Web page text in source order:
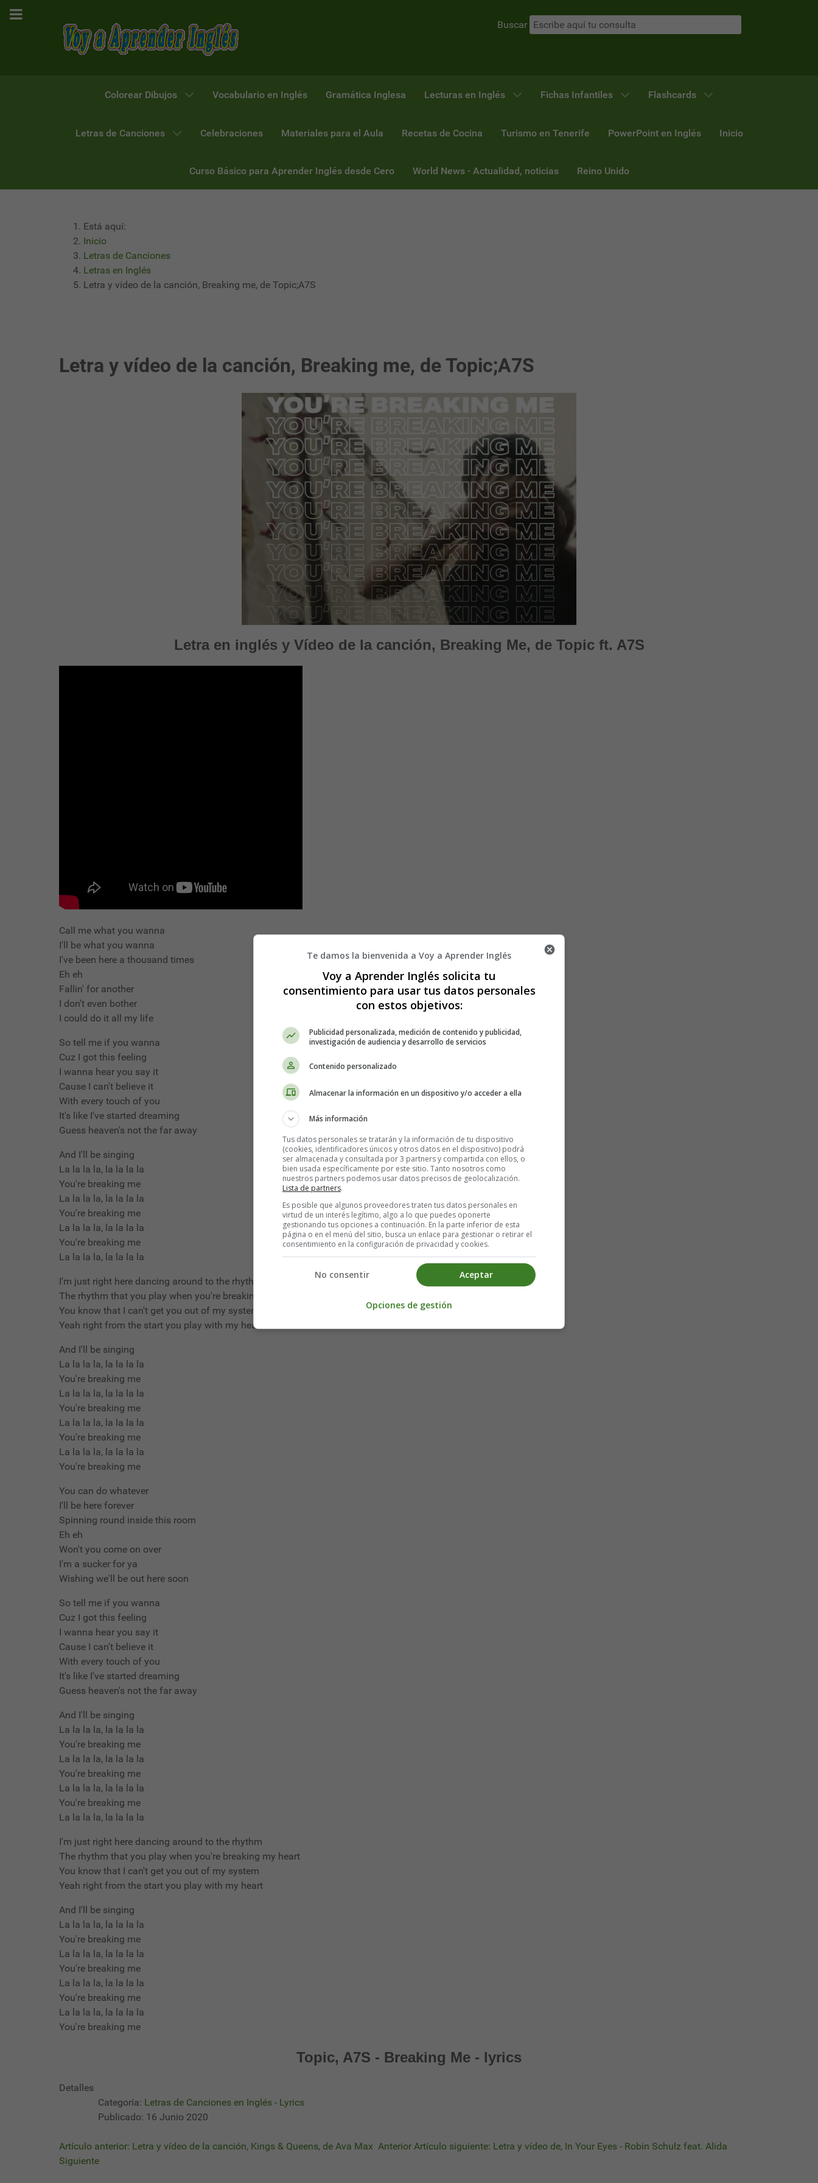
Buscar
Colorear Dibujos Vocabulario en Inglés Gramática Inglesa Lecturas en Inglés Fichas Infantiles Flashcards
Letras de Canciones Celebraciones Materiales para el Aula Recetas de Cocina Turismo en Tenerife PowerPoint en Inglés Inicio
Curso Básico para Aprender Inglés desde Cero World News - Actualidad, noticias Reino Unido
Está aquí:
Inicio
Letras de Canciones
Letras en Inglés
Letra y vídeo de la canción, Breaking me, de Topic;A7S
Letra y vídeo de la canción, Breaking me, de Topic;A7S
Letra en inglés y Vídeo de la canción, Breaking Me, de Topic ft. A7S
Call me what you wanna
I'll be what you wanna
I've been here a thousand times
Eh eh
Fallin' for another
I don't even bother
I could do it all my life
So tell me if you wanna
Cuz I got this feeling
I wanna hear you say it
Cause I can't believe it
With every touch of you
It's like I've started dreaming
Guess heaven's not the far away
And I'll be singing
La la la la, la la la la
You're breaking me
La la la la, la la la la
You're breaking me
La la la la, la la la la
You're breaking me
La la la la, la la la la
I'm just right here dancing around to the rhythm
The rhythm that you play when you're breaking my heart
You know that I can't get you out of my system
Yeah right from the start you play with my heart
And I'll be singing
La la la la, la la la la
You're breaking me
La la la la, la la la la
You're breaking me
La la la la, la la la la
You're breaking me
La la la la, la la la la
You're breaking me
You can do whatever
I'll be here forever
Spinning round inside this room
Eh eh
Won't you come on over
I'm a sucker for ya
Wishing we'll be out here soon
So tell me if you wanna
Cuz I got this feeling
I wanna hear you say it
Cause I can't believe it
With every touch of you
It's like I've started dreaming
Guess heaven's not the far away
And I'll be singing
La la la la, la la la la
You're breaking me
La la la la, la la la la
You're breaking me
La la la la, la la la la
You're breaking me
La la la la, la la la la
I'm just right here dancing around to the rhythm
The rhythm that you play when you're breaking my heart
You know that I can't get you out of my system
Yeah right from the start you play with my heart
And I'll be singing
La la la la, la la la la
You're breaking me
La la la la, la la la la
You're breaking me
La la la la, la la la la
You're breaking me
La la la la, la la la la
You're breaking me
Topic, A7S - Breaking Me - lyrics
Detalles
Categoría: Letras de Canciones en Inglés - Lyrics
Publicado: 16 Junio 2020
Artículo anterior: Letra y vídeo de la canción, Kings & Queens, de Ava Max Anterior Artículo siguiente: Letra y vídeo de, In Your Eyes - Robin Schulz feat. Alida
Siguiente
Te damos la bienvenida a Voy a Aprender Inglés
Voy a Aprender Inglés solicita tu
consentimiento para usar tus datos personales
con estos objetivos:
Publicidad personalizada, medición de contenido y publicidad,
investigación de audiencia y desarrollo de servicios
Contenido personalizado
Almacenar la información en un dispositivo y/o acceder a ella
Más información
Tus datos personales se tratarán y la información de tu dispositivo
(cookies, identificadores únicos y otros datos en el dispositivo) podrá
ser almacenada y consultada por 3 partners y compartida con ellos, o
bien usada específicamente por este sitio. Tanto nosotros como
nuestros partners podemos usar datos precisos de geolocalización.
Lista de partners.
Es posible que algunos proveedores traten tus datos personales en
virtud de un interés legítimo, algo a lo que puedes oponerte
gestionando tus opciones a continuación. En la parte inferior de esta
página o en el menú del sitio, busca un enlace para gestionar o retirar el
consentimiento en la configuración de privacidad y cookies.
Aceptar
No consentir
Opciones de gestión